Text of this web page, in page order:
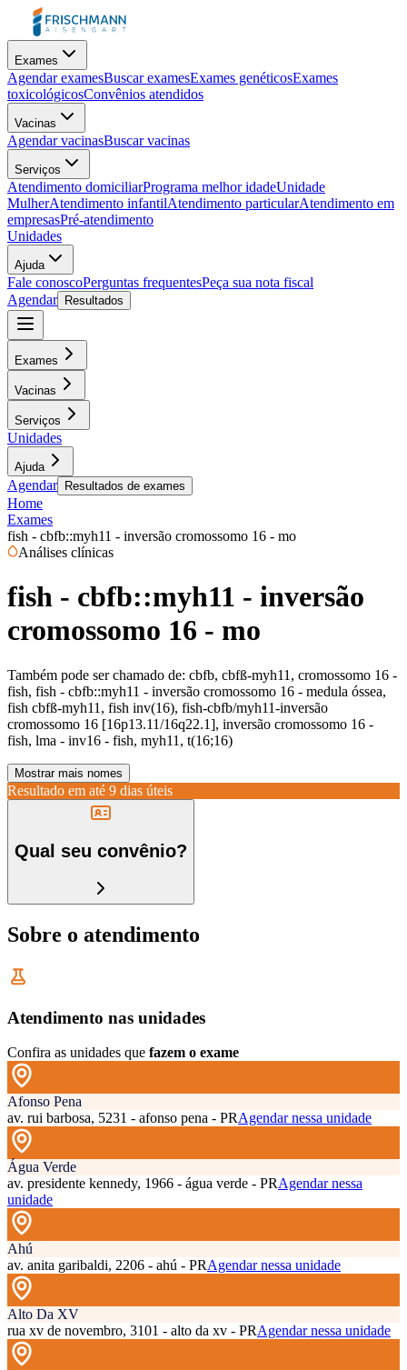
Exames
Agendar examesBuscar examesExames genéticosExames
toxicológicosConvênios atendidos
Vacinas
Agendar vacinasBuscar vacinas
Serviços
Atendimento domiciliarPrograma melhor idadeUnidade
MulherAtendimento infantilAtendimento particularAtendimento em
empresasPré-atendimento
Unidades
Ajuda
Fale conoscoPerguntas frequentesPeça sua nota fiscal
Agendar
Resultados
Exames
Vacinas
Serviços
Unidades
Ajuda
Agendar Resultados de exames
Home
Exames
fish - cbfb::myh11 - inversão cromossomo 16 - mo
Análises clínicas
fish - cbfb::myh11 - inversão
cromossomo 16 - mo
Também pode ser chamado de: cbfb, cbfß-myh11, cromossomo 16 -
fish, fish - cbfb::myh11 - inversão cromossomo 16 - medula óssea,
fish cbfß-myh11, fish inv(16), fish-cbfb/myh11-inversão
cromossomo 16 [16p13.11/16q22.1], inversão cromossomo 16 -
fish, lma - inv16 - fish, myh11, t(16;16)
Mostrar mais nomes
Resultado em até 9 dias úteis
Qual seu convênio?
Sobre o atendimento
Atendimento nas unidades
Confira as unidades que fazem o exame
Afonso Pena
av. rui barbosa, 5231 - afonso pena - PRAgendar nessa unidade
Água Verde
av. presidente kennedy, 1966 - água verde - PRAgendar nessa
unidade
Ahú
av. anita garibaldi, 2206 - ahú - PRAgendar nessa unidade
Alto Da XV
rua xv de novembro, 3101 - alto da xv - PRAgendar nessa unidade